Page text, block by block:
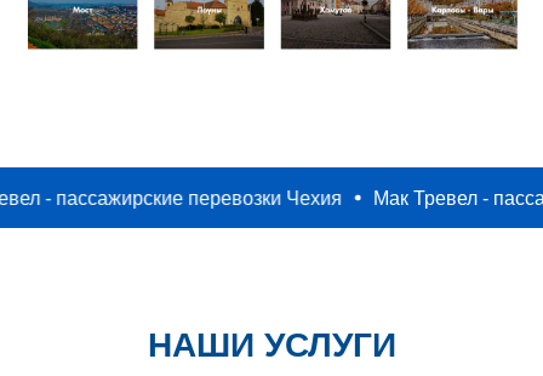
перевозки Чехия Мак Тревел -
НАШИ УСЛУГИ